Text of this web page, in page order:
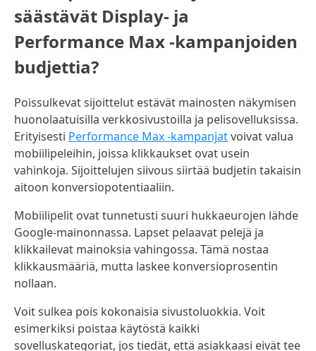
säästävät Display- ja
Performance Max -kampanjoiden
budjettia?
Poissulkevat sijoittelut estävät mainosten näkymisen
huonolaatuisilla verkkosivustoilla ja pelisovelluksissa.
Erityisesti Performance Max -kampanjatvoivat valua
mobiilipeleihin, joissa klikkaukset ovat usein
vahinkoja. Sijoittelujen siivous siirtää budjetin takaisin
aitoon konversiopotentiaaliin.
Mobiilipelit ovat tunnetusti suuri hukkaeurojen lähde
Google-mainonnassa. Lapset pelaavat pelejä ja
klikkailevat mainoksia vahingossa. Tämä nostaa
klikkausmääriä, mutta laskee konversioprosentin
nollaan.
Voit sulkea pois kokonaisia sivustoluokkia. Voit
esimerkiksi poistaa käytöstä kaikki
sovelluskategoriat, jos tiedät, että asiakkaasi eivät tee